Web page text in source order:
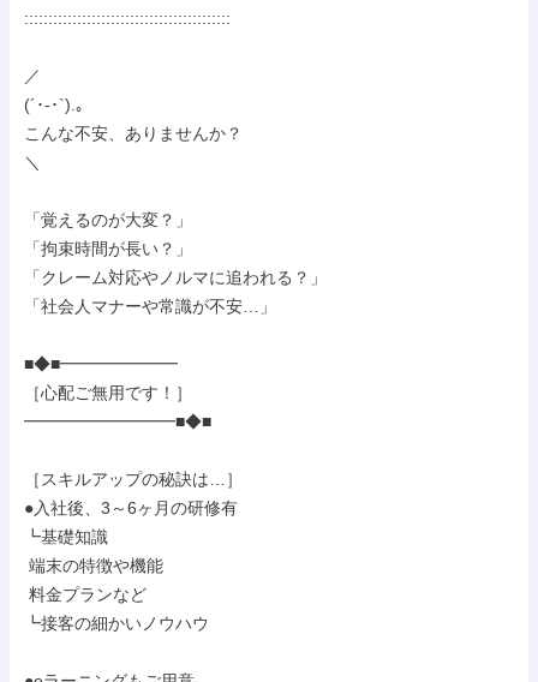
:::::::::::::::::::::::::::::::::::::::::::
／
(´･-･`).｡
こんな不安、ありませんか？
＼
「覚えるのが大変？」
「拘束時間が長い？」
「クレーム対応やノルマに追われる？」
「社会人マナーや常識が不安…」
■◆■━━━━━━━
［心配ご無用です！］
━━━━━━━━━■◆■
［スキルアップの秘訣は…］
●入社後、3～6ヶ月の研修有
┗基礎知識
┗接客の細かいノウハウ